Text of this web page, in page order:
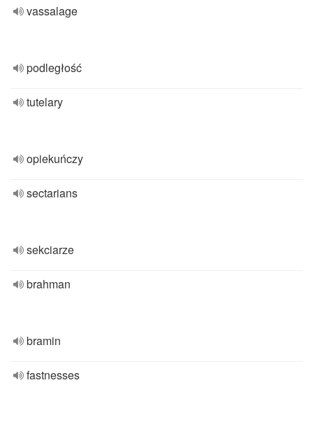
vassalage
podległość
tutelary
opiekuńczy
sectarians
sekciarze
brahman
bramin
fastnesses